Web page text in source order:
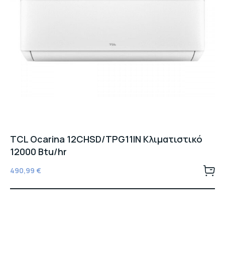
TCL Ocarina 12CHSD/TPG11IN Κλιματιστικό
12000 Btu/hr
490,99 €